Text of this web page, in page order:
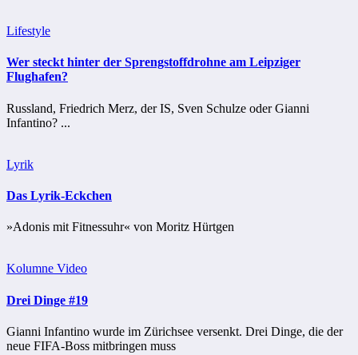
Lifestyle
Wer steckt hinter der Sprengstoffdrohne am Leipziger
Flughafen?
Russland, Friedrich Merz, der IS, Sven Schulze oder Gianni
Infantino? ...
Lyrik
Das Lyrik-Eckchen
»Adonis mit Fitnessuhr« von Moritz Hürtgen
Kolumne Video
Drei Dinge #19
Gianni Infantino wurde im Zürichsee versenkt. Drei Dinge, die der
neue FIFA-Boss mitbringen muss